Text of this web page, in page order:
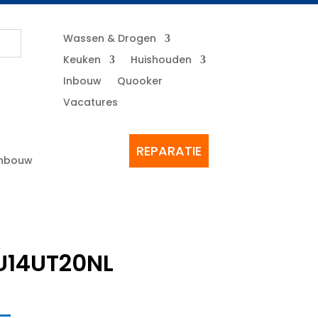
Wassen & Drogen
Keuken
Huishouden
Inbouw
Quooker
Vacatures
REPARATIE